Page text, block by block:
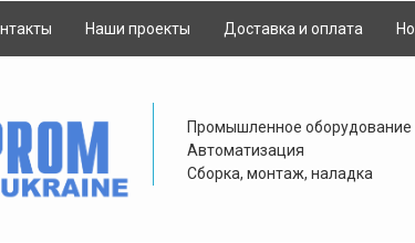
Наши проекты Доставка и оплата
Промышленное оборудование
Автоматизация
Сборка, монтаж, наладка